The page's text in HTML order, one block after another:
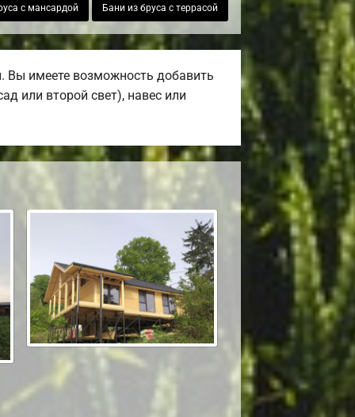
с мансардой Бани из бруса с террасой
имеете возможность добавить
или второй свет), навес или